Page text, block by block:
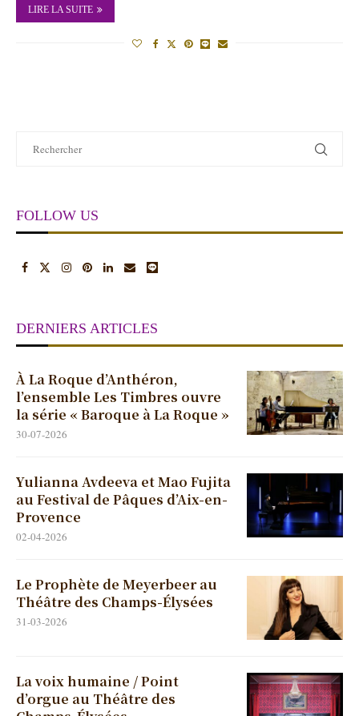
LIRE LA SUITE
FOLLOW US
DERNIERS ARTICLES
À La Roque d’Anthéron,
l’ensemble Les Timbres ouvre
la série « Baroque à La Roque »
30-07-2026
Yulianna Avdeeva et Mao Fujita
au Festival de Pâques d’Aix-en-
Provence
02-04-2026
Le Prophète de Meyerbeer au
Théâtre des Champs-Élysées
31-03-2026
La voix humaine / Point
d’orgue au Théâtre des